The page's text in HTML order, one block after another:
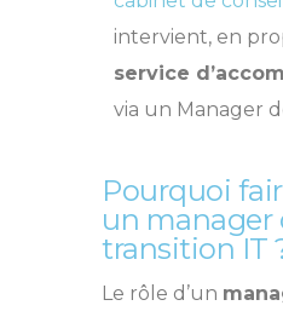
intervient, en
service
via un Manager
Pourquoi
un manager
transition IT
Le rôle d’un